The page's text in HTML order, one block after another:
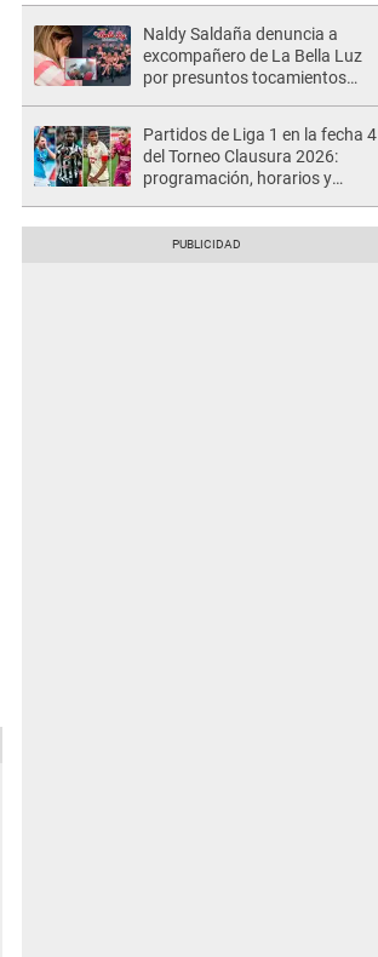
Naldy Saldaña denuncia a
excompañero de La Bella Luz
por presuntos tocamientos
Partidos de Liga 1 en la fecha 4
del Torneo Clausura 2026:
programación, horarios y